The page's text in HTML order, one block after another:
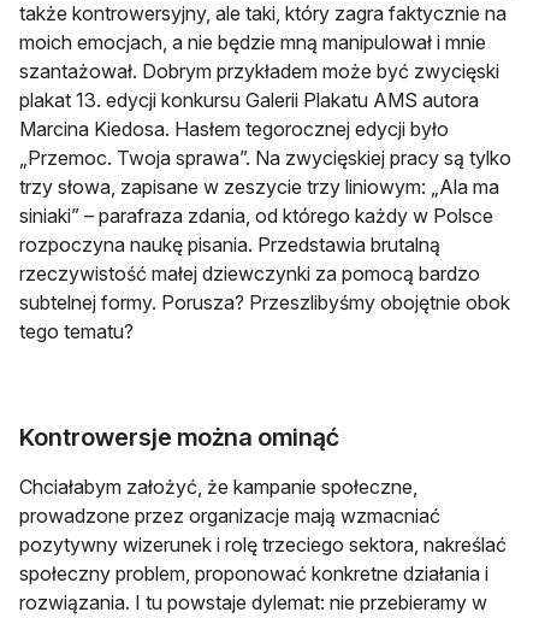
także kontrowersyjny, ale taki, który zagra faktycznie na
moich emocjach, a nie będzie mną manipulował i mnie
szantażował. Dobrym przykładem może być zwycięski
plakat 13. edycji konkursu Galerii Plakatu AMS autora
Marcina Kiedosa. Hasłem tegorocznej edycji było
„Przemoc. Twoja sprawa”. Na zwycięskiej pracy są tylko
trzy słowa, zapisane w zeszycie trzy liniowym: „Ala ma
siniaki” – parafraza zdania, od którego każdy w Polsce
rozpoczyna naukę pisania. Przedstawia brutalną
rzeczywistość małej dziewczynki za pomocą bardzo
subtelnej formy. Porusza? Przeszlibyśmy obojętnie obok
tego tematu?
Kontrowersje można ominąć
Chciałabym założyć, że kampanie społeczne,
prowadzone przez organizacje mają wzmacniać
pozytywny wizerunek i rolę trzeciego sektora, nakreślać
społeczny problem, proponować konkretne działania i
rozwiązania. I tu powstaje dylemat: nie przebieramy w